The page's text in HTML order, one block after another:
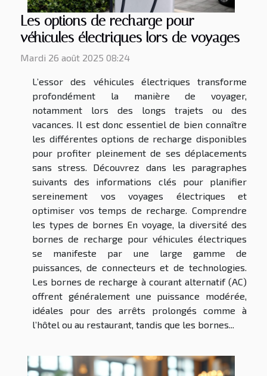
Les options de recharge pour
véhicules électriques lors de voyages
Mardi 26 août 2025 08:24
L’essor des véhicules électriques transforme
profondément la manière de voyager,
notamment lors des longs trajets ou des
vacances. Il est donc essentiel de bien connaître
les différentes options de recharge disponibles
pour profiter pleinement de ses déplacements
sans stress. Découvrez dans les paragraphes
suivants des informations clés pour planifier
sereinement vos voyages électriques et
optimiser vos temps de recharge. Comprendre
les types de bornes En voyage, la diversité des
bornes de recharge pour véhicules électriques
se manifeste par une large gamme de
puissances, de connecteurs et de technologies.
Les bornes de recharge à courant alternatif (AC)
offrent généralement une puissance modérée,
idéales pour des arrêts prolongés comme à
l’hôtel ou au restaurant, tandis que les bornes...